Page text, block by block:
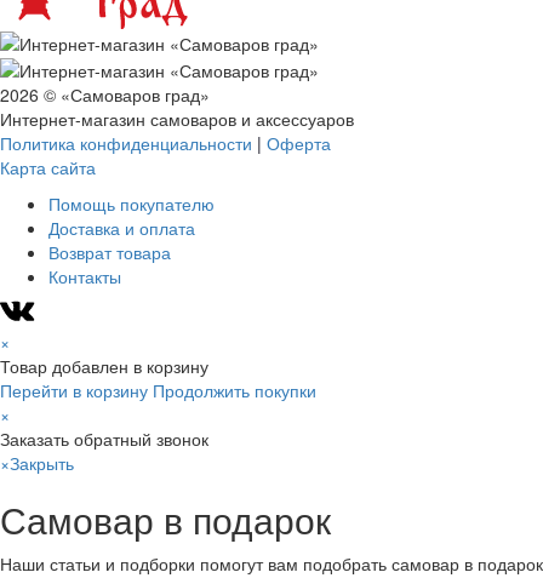
2026 © «Самоваров град»
Интернет-магазин самоваров и аксессуаров
Политика конфиденциальности | Оферта
Карта сайта
Помощь покупателю
Доставка и оплата
Возврат товара
Контакты
×
Товар добавлен в корзину
Перейти в корзину Продолжить покупки
×
Заказать обратный звонок
×Закрыть
Самовар в подарок
Наши статьи и подборки помогут вам подобрать самовар в подарок